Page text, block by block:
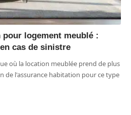
logement meublé :
cas de sinistre
où la location meublée prend de plus
de l'assurance habitation pour ce type